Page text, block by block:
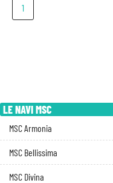
1
LE NAVI MSC
MSC Armonia
MSC Bellissima
MSC Divina